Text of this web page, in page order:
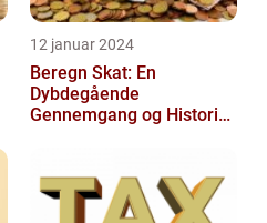
12 januar 2024
Beregn Skat: En
Dybdegående
Gennemgang og Historisk